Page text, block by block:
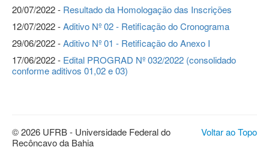
20/07/2022 - Resultado da Homologação das Inscrições
12/07/2022 -Aditivo Nº 02 - Retificação do Cronograma
29/06/2022 -Aditivo Nº 01 - Retificação do Anexo I
17/06/2022 - Edital PROGRAD Nº 032/2022 (consolidado
conforme aditivos 01,02 e 03)
Voltar ao Topo
© 2026 UFRB - Universidade Federal do
Recôncavo da Bahia